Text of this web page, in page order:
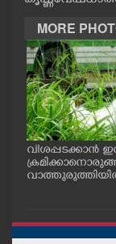
PHOTOS
LIFESTYLE
SPIRITUAL
INFO+
ART
MORE
വിശപ്പടക്കാൻ
വാത്തുരുത്തിയിൽ